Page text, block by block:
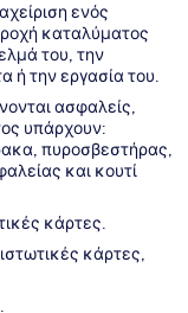
ενός
καταλύματος
του, την
ή την εργασία του.
ασφαλείς,
υπάρχουν:
πυροσβεστήρας,
και κουτί
κάρτες.
κάρτες,